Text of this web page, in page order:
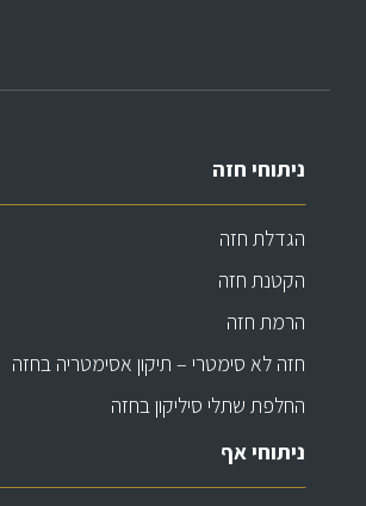
ניתוחי חזה
הגדלת חזה
הקטנת חזה
הרמת חזה
חזה לא סימטרי – תיקון אסימטריה בחזה
החלפת שתלי סיליקון בחזה
ניתוחי אף